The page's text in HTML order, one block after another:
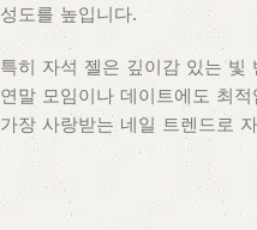
성도를 높입니다.
특히 자석 젤은 깊이감 있는 빛
연말 모임이나 데이트에도 최
가장 사랑받는 네일 트렌드로